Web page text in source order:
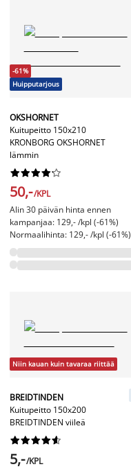
-61%
Huipputarjous
OKSHORNET
Kuitupeitto 150x210
KRONBORG OKSHORNET
lämmin






50,-/KPL
Alin 30 päivän hinta ennen
kampanjaa: 129,- /kpl (-61%)
Normaalihinta: 129,- /kpl (-61%)
Niin kauan kuin tavaraa riittää
BREIDTINDEN
Kuitupeitto 150x200
BREIDTINDEN viileä






5,-/KPL